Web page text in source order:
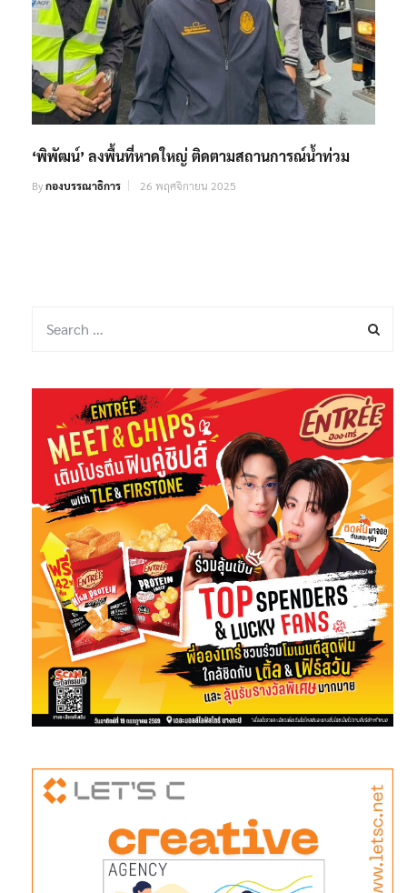
‘พิพัฒน์’ ลงพื้นที่หาดใหญ่ ติดตามสถานการณ์น้ำท่วม
Byกองบรรณาธิการ 26 พฤศจิกายน 2025